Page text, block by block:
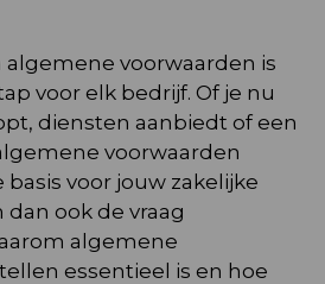
voorwaarden is
voor elk bedrijf. Of je nu
diensten aanbiedt of een
voorwaarden
voor jouw zakelijke
dan ook de vraag
algemene
essentieel is en hoe